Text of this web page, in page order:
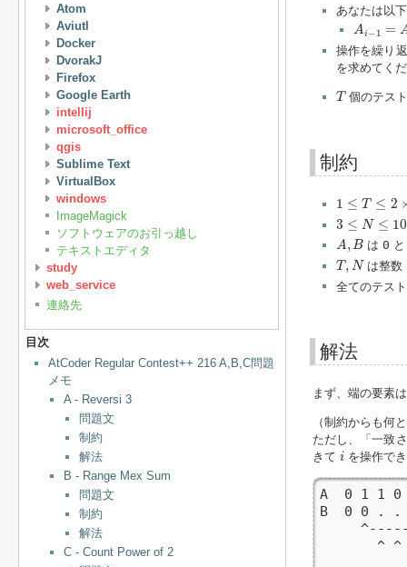
Atom
Aviutl
Docker
DvorakJ
Firefox
Google Earth
intellij
microsoft_office
qgis
Sublime Text
VirtualBox
windows
ImageMagick
ソフトウェアのお引っ越し
テキストエディタ
study
web_service
連絡先
目次
AtCoder Regular Contest++ 216 A,B,C問題
メモ
A - Reversi 3
問題文
制約
解法
B - Range Mex Sum
問題文
制約
解法
C - Count Power of 2
あなたは以
Ai−1 =
A
操作を繰り
を求めてく
T
T個のテス
制約
1 ≤ T ≤ 2
1 T ≤2 105
3 ≤ N ≤ 10
3 N ≤10 6
A,B
A, B は0
T , N
T,N は整数
全てのテス
解法
まず、端の要素
（制約からも何
ただし、「一致
きて i
iを操作で
A  0 1 1 0
B  0 0 .
^ ^